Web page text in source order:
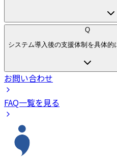
Q
システム導入後の支援体制を具体的
お問い合わせ
FAQ一覧を見る